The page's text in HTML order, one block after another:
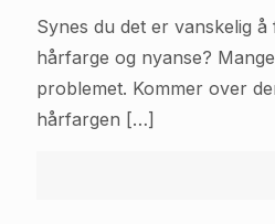
Synes du det er vanskelig å
hårfarge og nyanse?
problemet. Kommer over
hårfargen […]